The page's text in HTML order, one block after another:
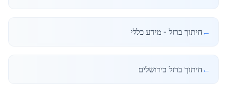
←חיתוך ברזל - מידע כללי
←חיתוך ברזל בירושלים